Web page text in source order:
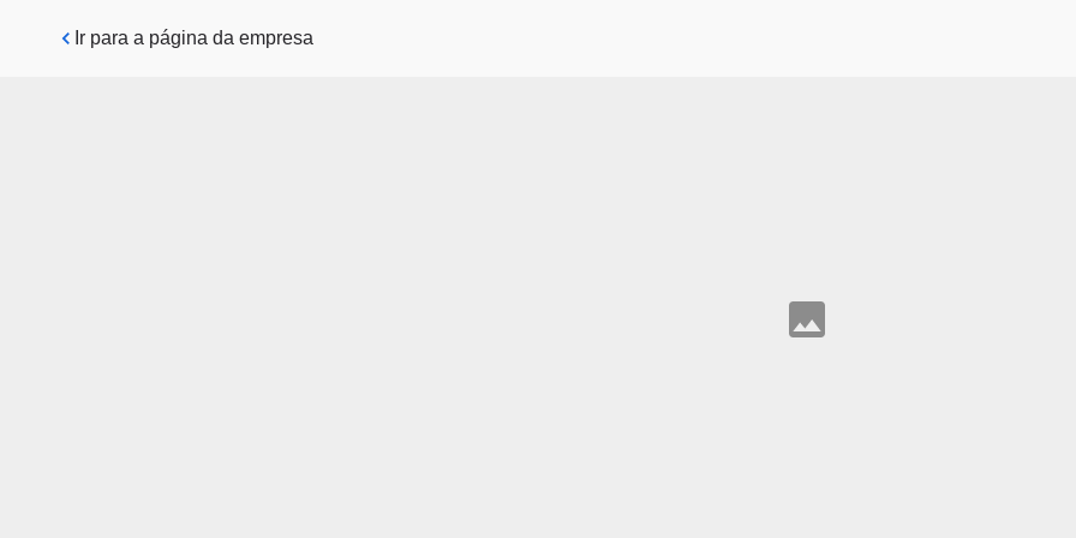
Pular para o conteúdo principal
Ir para a página da empresa